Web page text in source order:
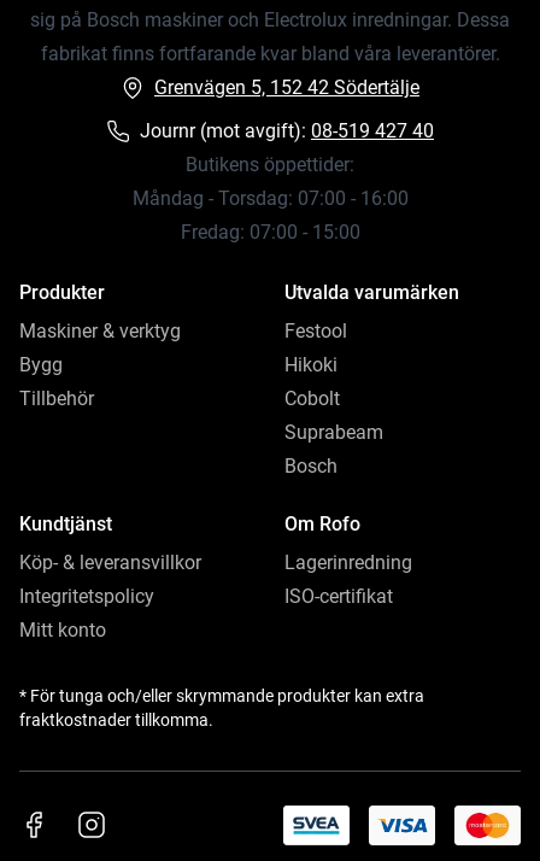
sig på Bosch maskiner och Electrolux inredningar. Dessa
fabrikat finns fortfarande kvar bland våra leverantörer.
Grenvägen 5, 152 42 Södertälje
Journr (mot avgift): 08-519 427 40
Butikens öppettider:
Måndag - Torsdag: 07:00 - 16:00
Fredag: 07:00 - 15:00
Produkter
Maskiner & verktyg
Bygg
Tillbehör
Utvalda varumärken
Festool
Hikoki
Cobolt
Suprabeam
Bosch
Kundtjänst
Köp- & leveransvillkor
Integritetspolicy
Mitt konto
Om Rofo
Lagerinredning
ISO-certifikat
* För tunga och/eller skrymmande produkter kan extra
fraktkostnader tillkomma.